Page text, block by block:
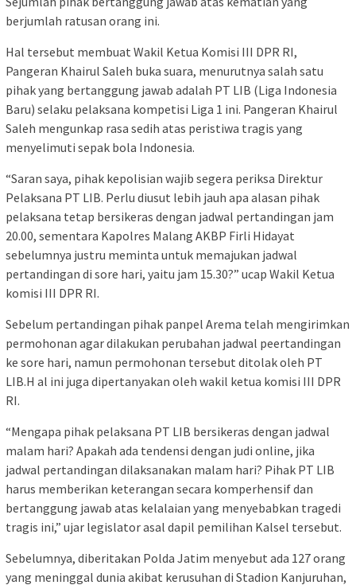
berjumlah ratusan orang ini.
Hal tersebut membuat Wakil Ketua Komisi III DPR RI,
Pangeran Khairul Saleh buka suara, menurutnya salah satu
pihak yang bertanggung jawab adalah PT LIB (Liga Indonesia
Baru) selaku pelaksana kompetisi Liga 1 ini. Pangeran Khairul
Saleh mengunkap rasa sedih atas peristiwa tragis yang
menyelimuti sepak bola Indonesia.
“Saran saya, pihak kepolisian wajib segera periksa Direktur
Pelaksana PT LIB. Perlu diusut lebih jauh apa alasan pihak
pelaksana tetap bersikeras dengan jadwal pertandingan jam
20.00, sementara Kapolres Malang AKBP Firli Hidayat
sebelumnya justru meminta untuk memajukan jadwal
pertandingan di sore hari, yaitu jam 15.30?” ucap Wakil Ketua
komisi III DPR RI.
Sebelum pertandingan pihak panpel Arema telah mengirimkan
permohonan agar dilakukan perubahan jadwal peertandingan
ke sore hari, namun permohonan tersebut ditolak oleh PT
LIB.H al ini juga dipertanyakan oleh wakil ketua komisi III DPR
RI.
“Mengapa pihak pelaksana PT LIB bersikeras dengan jadwal
malam hari? Apakah ada tendensi dengan judi online, jika
jadwal pertandingan dilaksanakan malam hari? Pihak PT LIB
harus memberikan keterangan secara komperhensif dan
bertanggung jawab atas kelalaian yang menyebabkan tragedi
tragis ini,” ujar legislator asal dapil pemilihan Kalsel tersebut.
Sebelumnya, diberitakan Polda Jatim menyebut ada 127 orang
yang meninggal dunia akibat kerusuhan di Stadion Kanjuruhan,